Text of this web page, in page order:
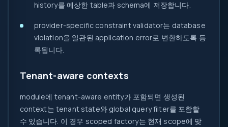
history를 예상한 table과 schema에 저장합니다.
provider-specific constraint validator는 database
violation을 일관된 application error로 변환하도록 등
록됩니다.
Tenant-aware contexts
module에 tenant-aware entity가 포함되면 생성된
context는 tenant state와 global query filter를 포함할
수 있습니다. 이 경우 scoped factory는 현재 scope에 맞